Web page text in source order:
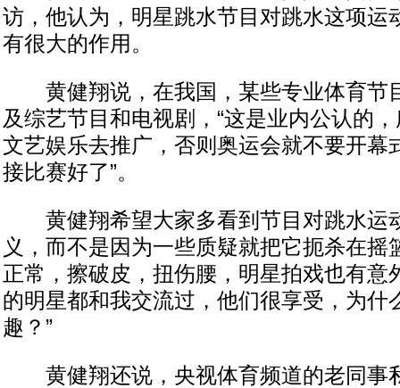
访，他认为，明星跳水节目对跳水这项运
有很大的作用。
黄健翔说，在我国，某些专业体育节
及综艺节目和电视剧，“这是业内公认的
文艺娱乐去推广，否则奥运会就不要开幕
接比赛好了”。
黄健翔希望大家多看到节目对跳水运
义，而不是因为一些质疑就把它扼杀在摇
正常，擦破皮，扭伤腰，明星拍戏也有意
的明星都和我交流过，他们很享受，为什
趣？”
黄健翔还说，央视体育频道的老同事